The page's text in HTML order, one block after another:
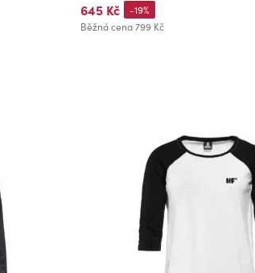
645 Kč
Běžná cena 799 Kč
-19%